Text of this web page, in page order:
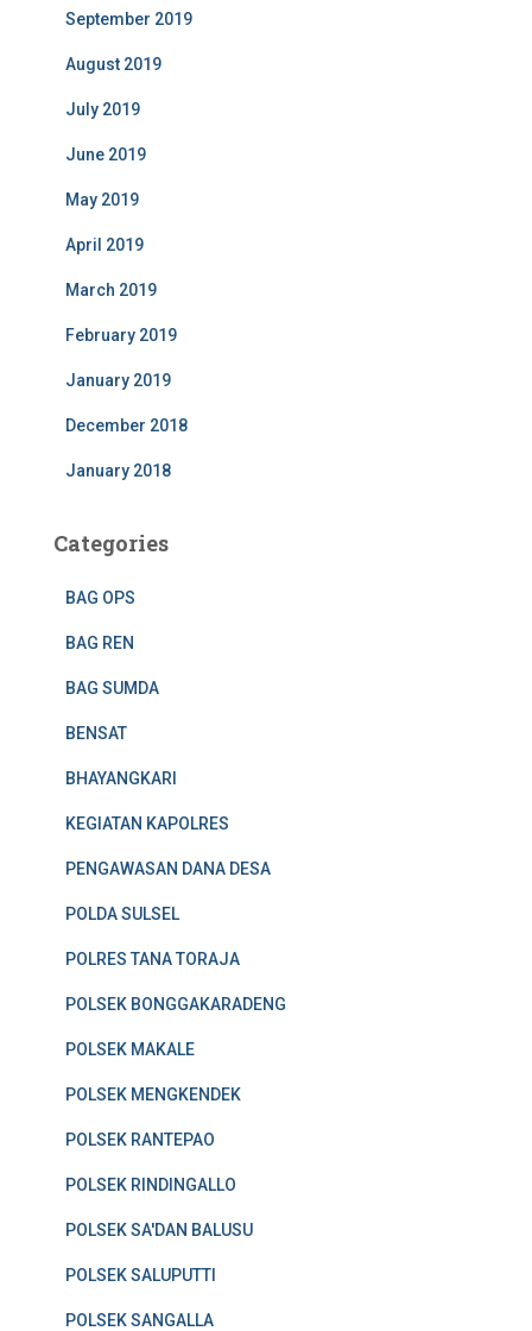
September 2019
August 2019
July 2019
June 2019
May 2019
April 2019
March 2019
February 2019
January 2019
December 2018
January 2018
Categories
BAG OPS
BAG REN
BAG SUMDA
BENSAT
BHAYANGKARI
KEGIATAN KAPOLRES
PENGAWASAN DANA DESA
POLDA SULSEL
POLRES TANA TORAJA
POLSEK BONGGAKARADENG
POLSEK MAKALE
POLSEK MENGKENDEK
POLSEK RANTEPAO
POLSEK RINDINGALLO
POLSEK SA'DAN BALUSU
POLSEK SALUPUTTI
POLSEK SANGALLA